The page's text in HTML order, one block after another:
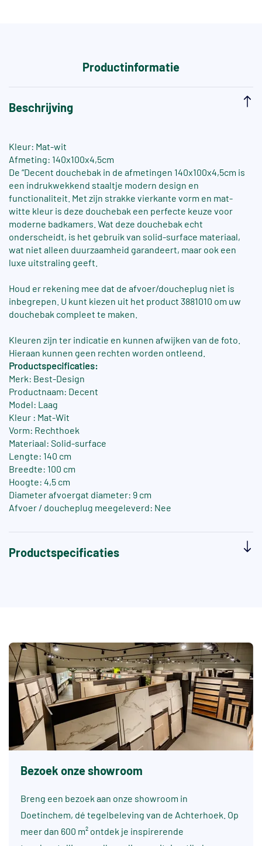
Productinformatie
Beschrijving
Kleur: Mat-wit
Afmeting: 140x100x4,5cm
De “Decent douchebak in de afmetingen 140x100x4,5cm is
een indrukwekkend staaltje modern design en
functionaliteit. Met zijn strakke vierkante vorm en mat-
witte kleur is deze douchebak een perfecte keuze voor
moderne badkamers. Wat deze douchebak echt
onderscheidt, is het gebruik van solid-surface materiaal,
wat niet alleen duurzaamheid garandeert, maar ook een
luxe uitstraling geeft.
Houd er rekening mee dat de afvoer/doucheplug niet is
inbegrepen. U kunt kiezen uit het product 3881010 om uw
douchebak compleet te maken.
Kleuren zijn ter indicatie en kunnen afwijken van de foto.
Hieraan kunnen geen rechten worden ontleend.
Productspecificaties:
Merk: Best-Design
Productnaam: Decent
Model: Laag
Kleur : Mat-Wit
Vorm: Rechthoek
Materiaal: Solid-surface
Lengte: 140 cm
Breedte: 100 cm
Hoogte: 4,5 cm
Diameter afvoergat diameter: 9 cm
Afvoer / doucheplug meegeleverd: Nee
Productspecificaties
Bezoek onze showroom
Breng een bezoek aan onze showroom in
Doetinchem, dé tegelbeleving van de Achterhoek. Op
meer dan 600 m² ontdek je inspirerende